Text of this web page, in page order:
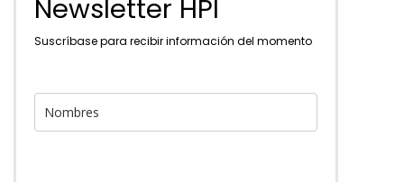
Newsletter HPI
Suscríbase para recibir información del momento